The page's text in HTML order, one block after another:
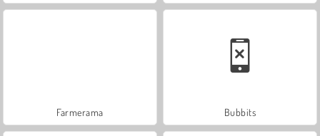
Farmerama Bubbits